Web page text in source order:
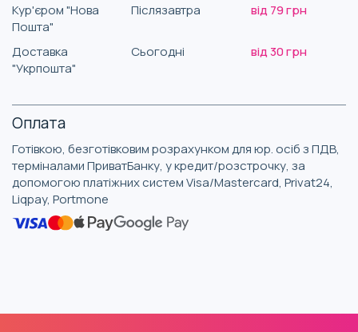
Кур'єром "Нова
Пошта"
Післязавтра від 79 грн
Доставка
"Укрпошта"
Сьогодні від 30 грн
Оплата
Готівкою, безготівковим розрахунком для юр. осіб з ПДВ,
терміналами ПриватБанку, у кредит/розстрочку, за
допомогою платіжних систем Visa/Mastercard, Privat24,
Liqpay, Portmone